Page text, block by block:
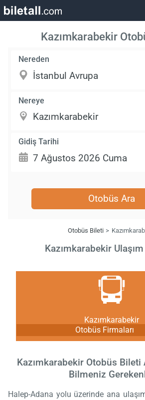
Kazımkarabekir
Nereden
Nereye
Gidiş Tarihi
Otobüs Ara
Otobüs Bileti
Kazımkarabekir
Kazımkarabekir
Otobüs Firmaları
Kazımkarabekir Otobüs Bileti
Bilmeniz
Halep-Adana yolu üzerinde ana